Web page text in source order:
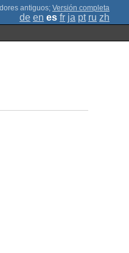
; Versión completa
de en es fr ja pt ru zh